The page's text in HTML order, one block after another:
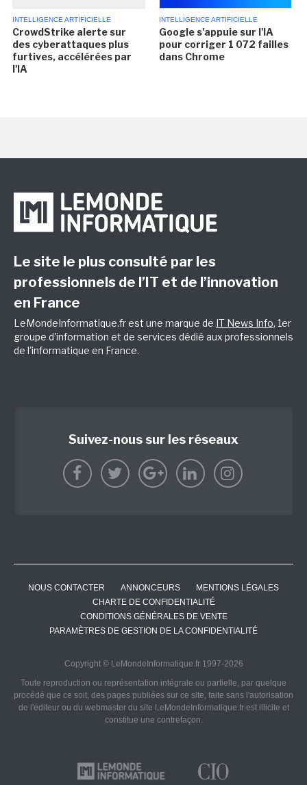
INTELLIGENCE ARTIFICIELLE
CrowdStrike alerte sur
des cyberattaques plus
furtives, accélérées par
l'IA
INTELLIGENCE ARTIFICIELLE
Google s'appuie sur l'IA
pour corriger 1 072 failles
dans Chrome
Le site le plus consulté par les
professionnels de l’IT et de l’innovation
en France
LeMondeInformatique.fr est une marque de IT News Info, 1er
groupe d'information et de services dédié aux professionnels
de l'informatique en France.
Suivez-nous sur les réseaux
NOUS CONTACTER ANNONCEURS
MENTIONS LÉGALES
CHARTE DE CONFIDENTIALITÉ
CONDITIONS GÉNÉRALES DE VENTE
PARAMÈTRES DE GESTION DE LA CONFIDENTIALITÉ
Copyright © LeMondeInformatique.fr 1997-2026
Toute reproduction ou représentation intégrale ou partielle, par quelque
procédé que ce soit, des pages publiées sur ce site, faite sans l'autorisation
de l'éditeur ou du webmaster du site LeMondeInformatique.fr est illicite et
constitue une contrefaçon.